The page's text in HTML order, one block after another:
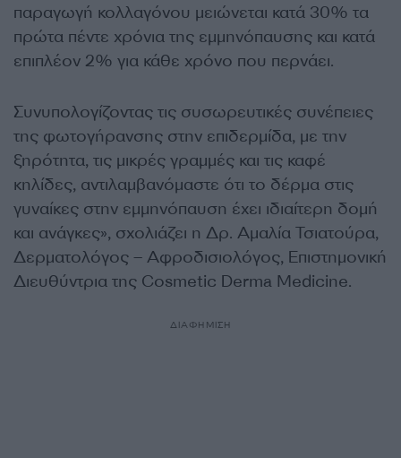
παραγωγή κολλαγόνου μειώνεται κατά 30% τα
πρώτα πέντε χρόνια της εμμηνόπαυσης και κατά
επιπλέον 2% για κάθε χρόνο που περνάει.
Συνυπολογίζοντας τις συσωρευτικές συνέπειες
της φωτογήρανσης στην επιδερμίδα, με την
ξηρότητα, τις μικρές γραμμές και τις καφέ
κηλίδες, αντιλαμβανόμαστε ότι το δέρμα στις
γυναίκες στην εμμηνόπαυση έχει ιδιαίτερη δομή
και ανάγκες», σχολιάζει η Δρ. Αμαλία Τσιατούρα,
Δερματολόγος – Αφροδισιολόγος, Επιστημονική
Διευθύντρια της Cosmetic Derma Medicine.
ΔΙΑΦΗΜΙΣΗ